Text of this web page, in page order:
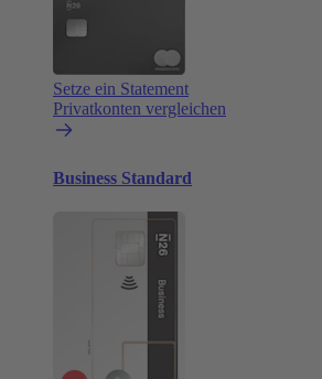
Setze ein Statement
Privatkonten vergleichen
Business Standard